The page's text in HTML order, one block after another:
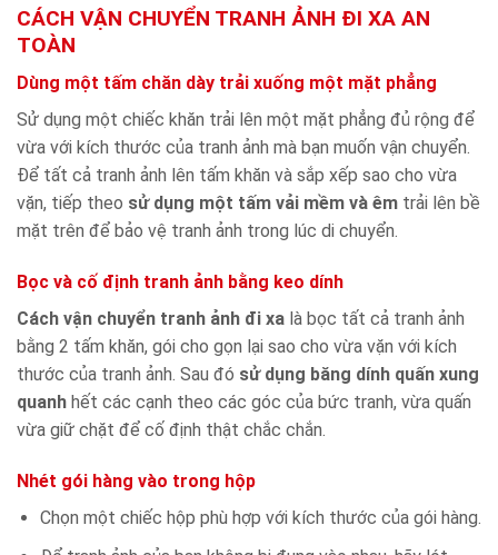
CÁCH VẬN CHUYỂN TRANH ẢNH ĐI XA AN
TOÀN
Dùng một tấm chăn dày trải xuống một mặt phẳng
Sử dụng một chiếc khăn trải lên một mặt phẳng đủ rộng để
vừa với kích thước của tranh ảnh mà bạn muốn vận chuyển.
Để tất cả tranh ảnh lên tấm khăn và sắp xếp sao cho vừa
vặn, tiếp theo sử dụng một tấm vải mềm và êm trải lên bề
mặt trên để bảo vệ tranh ảnh trong lúc di chuyển.
Bọc và cố định tranh ảnh bằng keo dính
Cách vận chuyển tranh ảnh đi xa là bọc tất cả tranh ảnh
bằng 2 tấm khăn, gói cho gọn lại sao cho vừa vặn với kích
thước của tranh ảnh. Sau đó sử dụng băng dính quấn xung
quanh hết các cạnh theo các góc của bức tranh, vừa quấn
vừa giữ chặt để cố định thật chắc chắn.
Nhét gói hàng vào trong hộp
Chọn một chiếc hộp phù hợp với kích thước của gói hàng.